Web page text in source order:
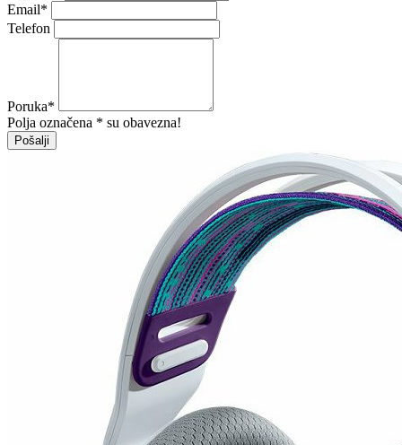
Email*
Telefon
Poruka*
Polja označena * su obavezna!
Pošalji